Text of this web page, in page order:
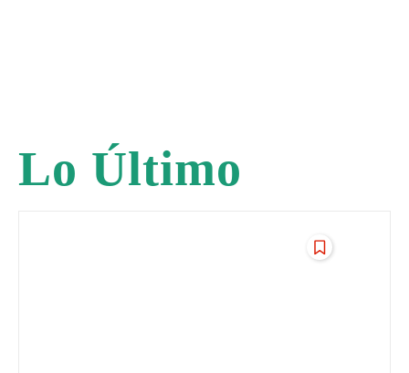
Lo Último